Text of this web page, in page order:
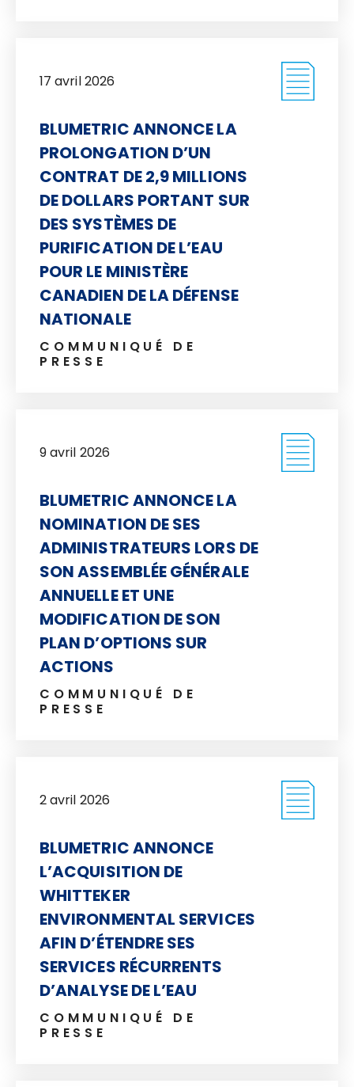
17 avril 2026
BLUMETRIC ANNONCE LA
PROLONGATION D’UN
CONTRAT DE 2,9 MILLIONS
DE DOLLARS PORTANT SUR
DES SYSTÈMES DE
PURIFICATION DE L’EAU
POUR LE MINISTÈRE
CANADIEN DE LA DÉFENSE
NATIONALE
COMMUNIQUÉ DE
PRESSE
9 avril 2026
BLUMETRIC ANNONCE LA
NOMINATION DE SES
ADMINISTRATEURS LORS DE
SON ASSEMBLÉE GÉNÉRALE
ANNUELLE ET UNE
MODIFICATION DE SON
PLAN D’OPTIONS SUR
ACTIONS
COMMUNIQUÉ DE
PRESSE
2 avril 2026
BLUMETRIC ANNONCE
L’ACQUISITION DE
WHITTEKER
ENVIRONMENTAL SERVICES
AFIN D’ÉTENDRE SES
SERVICES RÉCURRENTS
D’ANALYSE DE L’EAU
COMMUNIQUÉ DE
PRESSE